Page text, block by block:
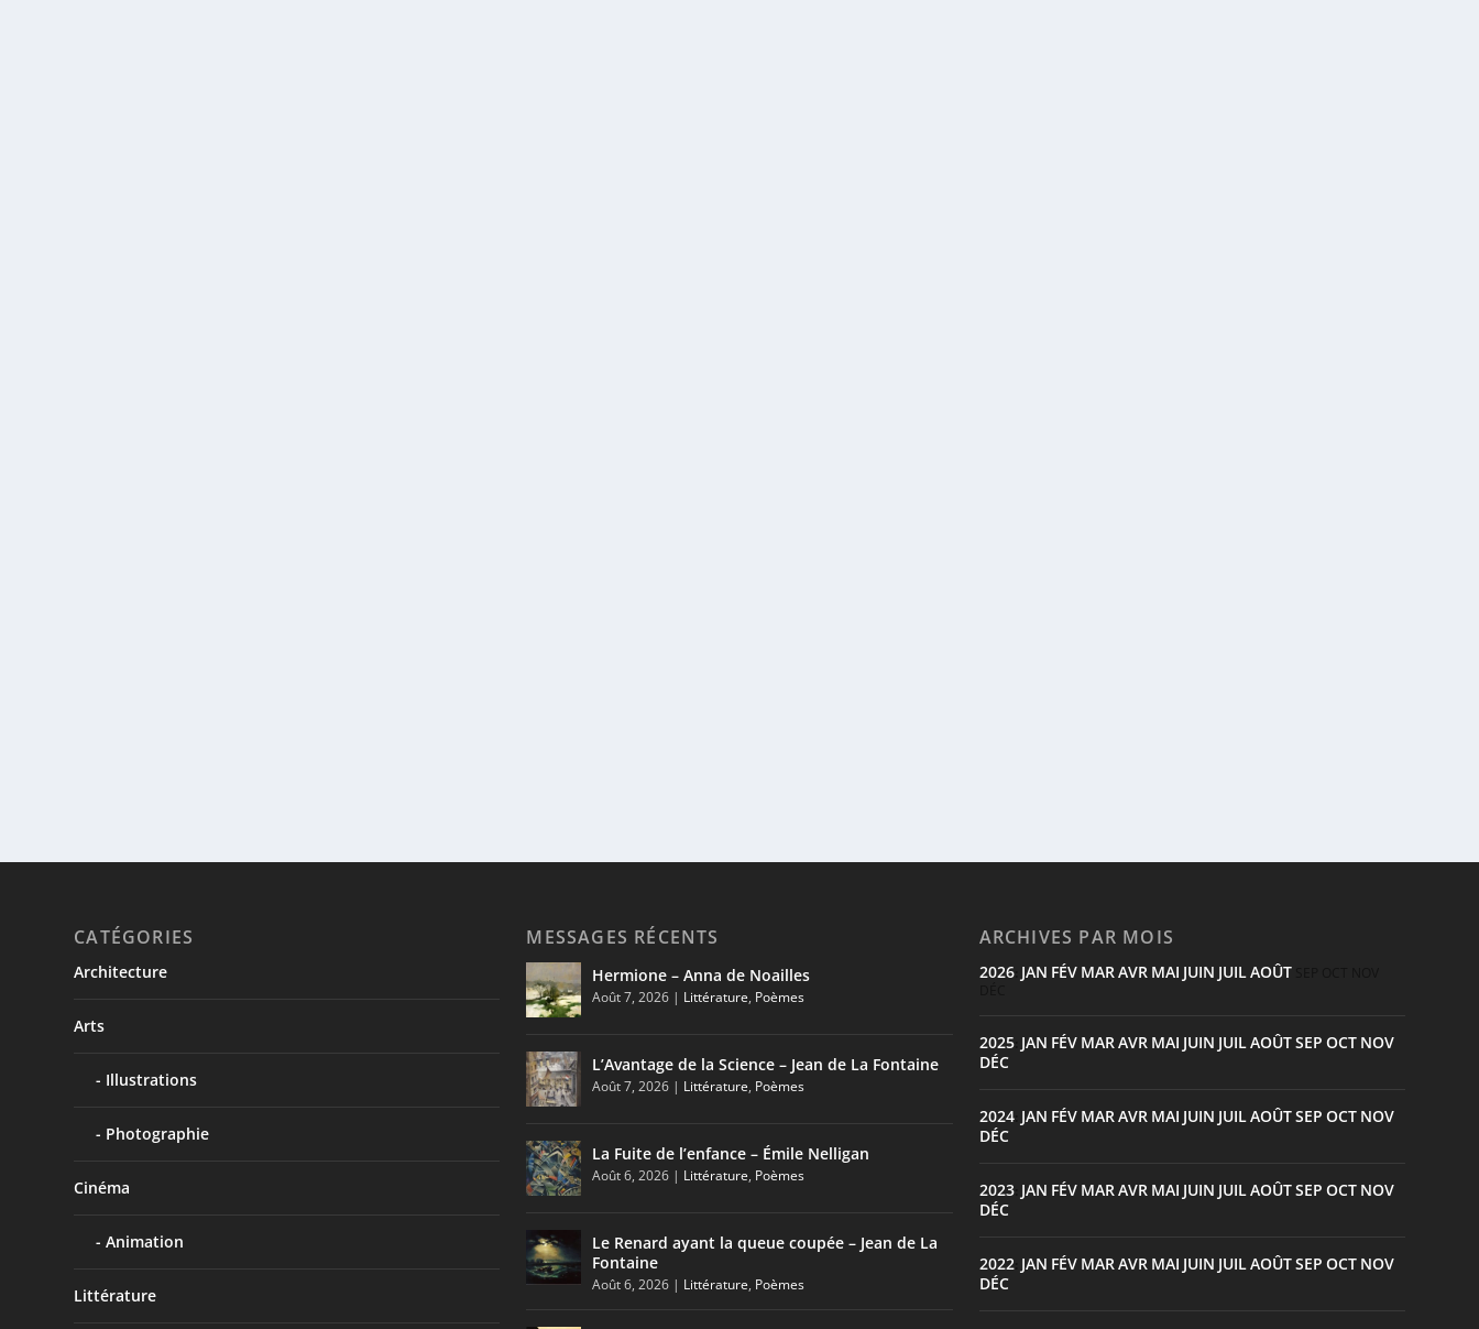
Jan 24, 2018
CATÉGORIES
Architecture
Arts
Illustrations
Photographie
Cinéma
Animation
Littérature
MESSAGES RÉCENTS
Hermione – Anna de Noailles
Août 7, 2026 | Littérature, Poèmes
L’Avantage de la Science – Jean de La Fontaine
Août 7, 2026 | Littérature, Poèmes
La Fuite de l’enfance – Émile Nelligan
Août 6, 2026 | Littérature, Poèmes
Le Renard ayant la queue coupée – Jean de La
Fontaine
Août 6, 2026 | Littérature, Poèmes
ARCHIVES PAR MOIS
2026: JAN FÉV MAR AVR MAI JUIN JUIL AOÛT
2025: JAN FÉV MAR AVR MAI JUIN JUIL AOÛTSEP OCT NOV
DÉC
2024: JAN FÉV MAR AVR MAI JUIN JUIL AOÛTSEP OCT NOV
DÉC
2023: JAN FÉV MAR AVR MAI JUIN JUIL AOÛTSEP OCT NOV
DÉC
2022: JAN FÉV MAR AVR MAI JUIN JUIL AOÛTSEP OCT NOV
DÉC